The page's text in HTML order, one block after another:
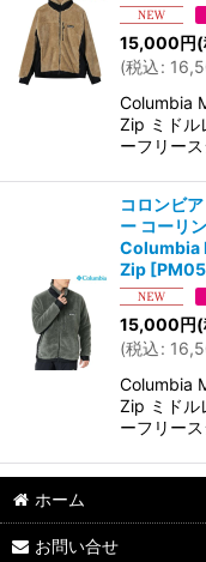
15,000円
(税込:
Columbia
Zip ミドル
ーフリー
コロンビ
ー コーリ
Columbia
Zip [
15,000円
(税込:
Columbia
Zip ミドル
ーフリー
ホーム
お問い合せ